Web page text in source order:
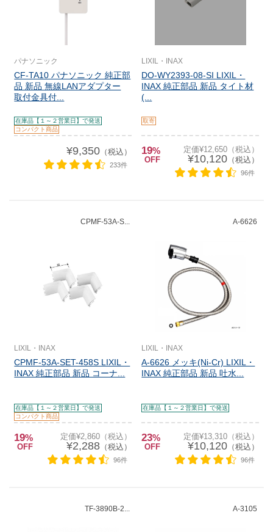
パナソニック
CF-TA10 パナソニック 純正部
品 新品 無線LANアダプター
取付金具付...
在庫品【１～２営業日】で発送
コンパクト商品
¥9,350（税込）
233件
LIXIL・INAX
DO-WY2393-08-SI LIXIL・
INAX 純正部品 新品 タイト材
(...
取寄
19%
OFF
定価¥12,650（税込）
¥10,120（税込）
96件
CPMF-53A-S...
LIXIL・INAX
CPMF-53A-SET-458S LIXIL・
INAX 純正部品 新品 コーナ...
在庫品【１～２営業日】で発送
コンパクト商品
19%
OFF
定価¥2,860（税込）
¥2,288（税込）
96件
A-6626
LIXIL・INAX
A-6626 メッキ(Ni-Cr) LIXIL・
INAX 純正部品 新品 吐水...
在庫品【１～２営業日】で発送
23%
OFF
定価¥13,310（税込）
¥10,120（税込）
96件
TF-3890B-2... A-3105